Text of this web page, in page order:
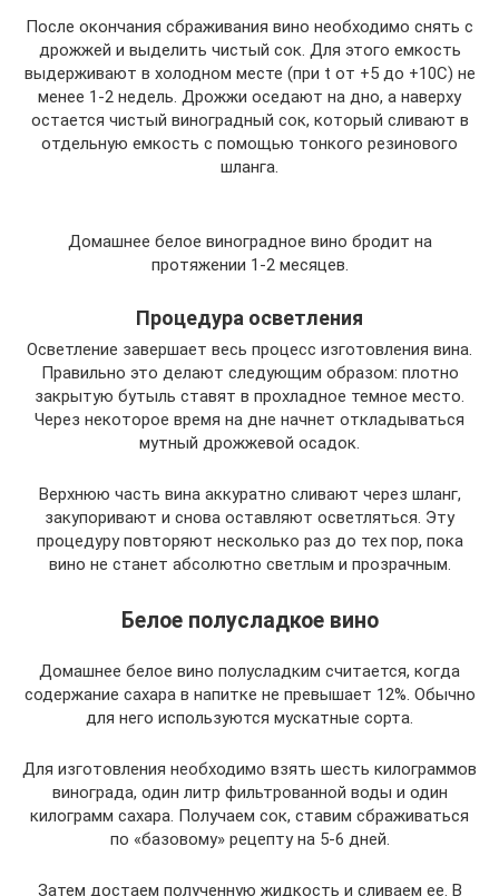
После окончания сбраживания вино необходимо снять с
дрожжей и выделить чистый сок. Для этого емкость
выдерживают в холодном месте (при t от +5 до +10С) не
менее 1-2 недель. Дрожжи оседают на дно, а наверху
остается чистый виноградный сок, который сливают в
отдельную емкость с помощью тонкого резинового
шланга.
Домашнее белое виноградное вино бродит на
протяжении 1-2 месяцев.
Процедура осветления
Осветление завершает весь процесс изготовления вина.
Правильно это делают следующим образом: плотно
закрытую бутыль ставят в прохладное темное место.
Через некоторое время на дне начнет откладываться
мутный дрожжевой осадок.
Верхнюю часть вина аккуратно сливают через шланг,
закупоривают и снова оставляют осветляться. Эту
процедуру повторяют несколько раз до тех пор, пока
вино не станет абсолютно светлым и прозрачным.
Белое полусладкое вино
Домашнее белое вино полусладким считается, когда
содержание сахара в напитке не превышает 12%. Обычно
для него используются мускатные сорта.
Для изготовления необходимо взять шесть килограммов
винограда, один литр фильтрованной воды и один
килограмм сахара. Получаем сок, ставим сбраживаться
по «базовому» рецепту на 5-6 дней.
Затем достаем полученную жидкость и сливаем ее. В